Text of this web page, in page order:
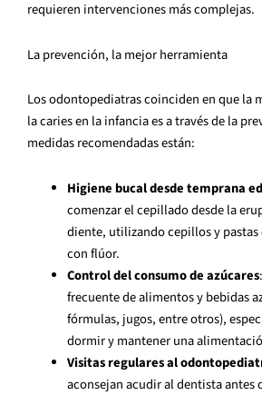
requieren intervenciones más complejas.
La prevención, la mejor herramienta
Los odontopediatras coinciden en que la
la caries en la infancia es a través de la
medidas recomendadas están:
Higiene bucal desde temprana
comenzar el cepillado desde la
diente, utilizando cepillos y
con flúor.
Control del consumo de azúcares
frecuente de alimentos y bebidas
fórmulas, jugos, entre otros),
dormir y mantener una
Visitas regulares al
aconsejan acudir al dentista antes